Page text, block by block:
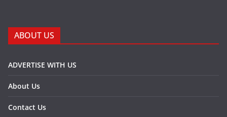
ABOUT US
ADVERTISE WITH US
About Us
Contact Us